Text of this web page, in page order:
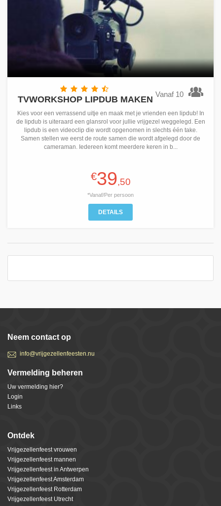
Vanaf 10
TVWORKSHOP LIPDUB MAKEN
Kies voor een verrassend uitje en maak met je vrienden een lipdub! In
de lipdub is uiteraard een glansrol voor jullie vrijgezel weggelegd. Een
lipdub is een videoclip die wordt opgenomen in slechts één take.
Samen stellen we eerst de route samen die wordt afgelegd door de
cameraman. Iedereen komt meerdere keren in b...
€39,50
*Vanaf/Per persoon
DETAILS
Neem contact op
info@vrijgezellenfeesten.nu
Vermelding beheren
Uw vermelding hier?
Login
Links
Ontdek
Vrijgezellenfeest vrouwen
Vrijgezellenfeest mannen
Vrijgezellenfeest in Antwerpen
Vrijgezellenfeest Amsterdam
Vrijgezellenfeest Rotterdam
Vrijgezellenfeest Utrecht